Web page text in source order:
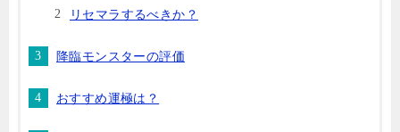
リセマラするべきか？
降臨モンスターの評価
おすすめ運極は？